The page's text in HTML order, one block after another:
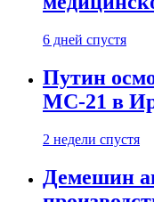
6 дней спустя
Путин
МС-21 в
2 недели спустя
Демешин